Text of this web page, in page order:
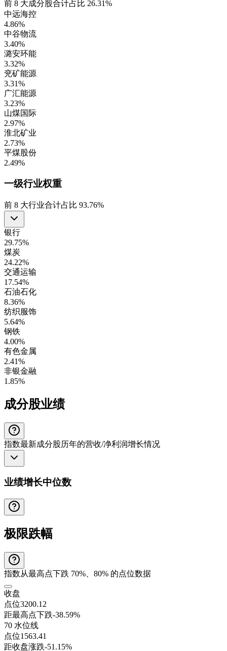
前 8 大成分股合计占比 26.31%
中远海控
4.86%
中谷物流
3.40%
潞安环能
3.32%
兖矿能源
3.31%
广汇能源
3.23%
山煤国际
2.97%
淮北矿业
2.73%
平煤股份
2.49%
一级行业权重
前 8 大行业合计占比 93.76%
银行
29.75%
煤炭
24.22%
交通运输
17.54%
石油石化
8.36%
纺织服饰
5.64%
钢铁
4.00%
有色金属
2.41%
非银金融
1.85%
成分股业绩
指数最新成分股历年的营收/净利润增长情况
业绩增长中位数
极限跌幅
指数从最高点下跌 70%、80% 的点位数据
收盘
点位3200.12
距最高点下跌-38.59%
70 水位线
点位1563.41
距收盘涨跌-51.15%